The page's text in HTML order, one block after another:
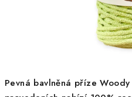
Pevná bavlněná příze